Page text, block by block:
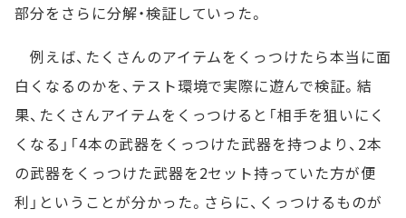
部分をさらに分解・検証していった。
例えば、たくさんのアイテムをくっつけたら本当に面
白くなるのかを、テスト環境で実際に遊んで検証。結
果、たくさんアイテムをくっつけると「相手を狙いにく
くなる」「4本の武器をくっつけた武器を持つより、2本
の武器をくっつけた武器を2セット持っていた方が便
利」ということが分かった。さらに、くっつけるものが